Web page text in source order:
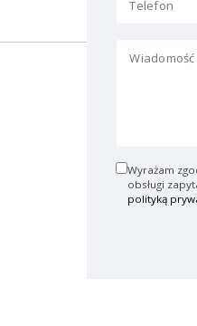
Wyrażam
obsługi
polityką